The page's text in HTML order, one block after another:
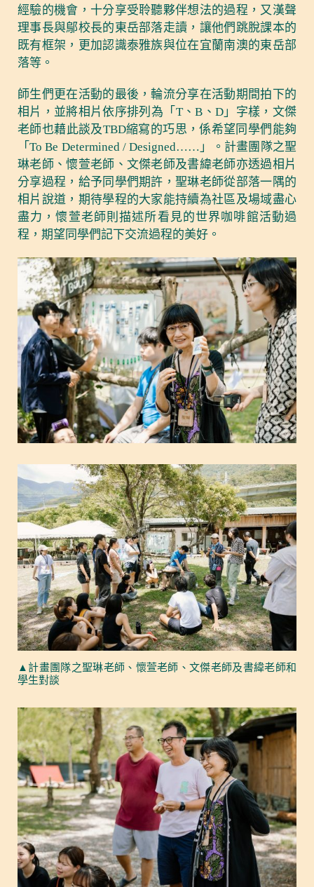
經驗的機會，十分享受聆聽夥伴想法的過程，又漢聲
理事長與鄔校長的東岳部落走讀，讓他們跳脫課本的
既有框架，更加認識泰雅族與位在宜蘭南澳的東岳部
落等。
師生們更在活動的最後，輪流分享在活動期間拍下的
相片，並將相片依序排列為「T、B、D」字樣，文傑
老師也藉此談及TBD縮寫的巧思，係希望同學們能夠
「To Be Determined / Designed……」。計畫團隊之聖
琳老師、懷萱老師、文傑老師及書緯老師亦透過相片
分享過程，給予同學們期許，聖琳老師從部落一隅的
相片說道，期待學程的大家能持續為社區及場域盡心
盡力，懷萱老師則描述所看見的世界咖啡館活動過
程，期望同學們記下交流過程的美好。
▲計畫團隊之聖琳老師、懷萱老師、文傑老師及書緯老師和
學生對談